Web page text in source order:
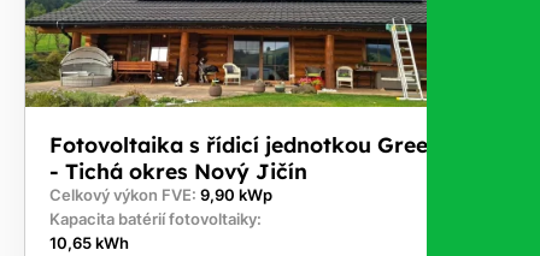
Fotovoltaika s řídicí jednotkou GreenBox
- Tichá okres Nový Jičín
Celkový výkon FVE: 9,90 kWp
Kapacita batérií fotovoltaiky:
10,65 kWh